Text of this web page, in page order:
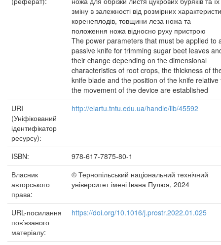
зміну в залежності від розмірних
коренеплодів, товщини леза ножа та
положення ножа відносно руху пристрою
The power parameters that must be applied to
passive knife for trimming sugar beet leaves
their change depending on the dimensional
characteristics of root crops, the thickness of
knife blade and the position of the knife relative
the movement of the device are established
URI
(Уніфікований
ідентифікатор
ресурсу):
http://elartu.tntu.edu.ua/handle/lib/45592
ISBN:
978-617-7875-80-1
Власник
авторського
права:
© Тернопільський національний технічний
університет імені Івана Пулюя, 2024
URL-посилання
пов’язаного
матеріалу:
https://doi.org/10.1016/j.prostr.2022.01.025